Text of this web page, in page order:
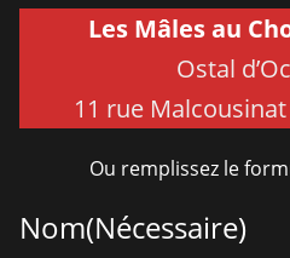
Les Mâles au
Ostal
11 rue
Ou remplissez le
Nom(Nécessaire)